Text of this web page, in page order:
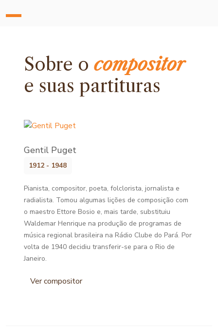
Sobre ocompositor
e suas partituras
Gentil Puget
1912 - 1948
Pianista, compositor, poeta, folclorista, jornalista e
radialista. Tomou algumas lições de composição com
o maestro Ettore Bosio e, mais tarde, substituiu
Waldemar Henrique na produção de programas de
música regional brasileira na Rádio Clube do Pará. Por
volta de 1940 decidiu transferir-se para o Rio de
Janeiro.
Ver compositor